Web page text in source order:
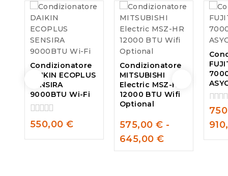
Condizionatore
DAIKIN ECOPLUS
SENSIRA
9000BTU Wi-Fi
0
of
550,00 €
Condizionatore
MITSUBISHI
Electric MSZ-HR
12000 BTU Wifi
Optional
out
of
575,00 € -
645,00 €
0
out
of
5